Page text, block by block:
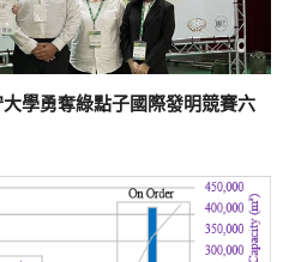
學勇奪綠點子國際發明競賽六